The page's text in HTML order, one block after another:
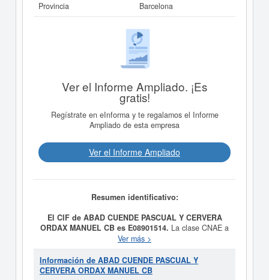
Provincia
Barcelona
Ver el Informe Ampliado. ¡Es
gratis!
Regístrate en eInforma y te regalamos el Informe
Ampliado de esta empresa
Ver el Informe Ampliado
Resumen identificativo:
El CIF de ABAD CUENDE PASCUAL Y CERVERA
ORDAX MANUEL CB es E08901514. La clase CNAE a
la que pertenece es - . Esta empresa acumula 4
consultas, la última se ha producido el 07/10/2016.
Consulte en esta página las subvenciones que esta
empresa y las relacionadas de su sector pueden optar.
Ver más >
Información de ABAD CUENDE PASCUAL Y
CERVERA ORDAX MANUEL CB